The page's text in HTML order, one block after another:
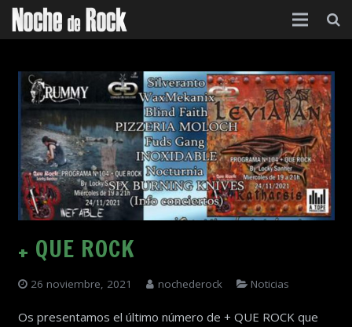
Categorías
Agenda
Foro
Contacto
+ QUE ROCK
26 noviembre, 2021 nochederock Noticias
Os presentamos el último número de + QUE ROCK que